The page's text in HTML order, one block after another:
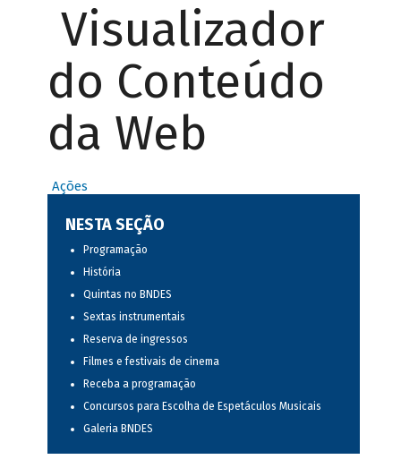
Visualizador
do Conteúdo
da Web
Ações
NESTA SEÇÃO
Programação
História
Quintas no BNDES
Sextas instrumentais
Reserva de ingressos
Filmes e festivais de cinema
Receba a programação
Concursos para Escolha de Espetáculos Musicais
Galeria BNDES